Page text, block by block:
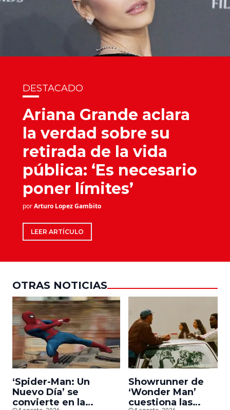
DESTACADO
Ariana Grande aclara
la verdad sobre su
retirada de la vida
pública: ‘Es necesario
poner límites’
porArturo Lopez Gambito
LEER ARTÍCULO
OTRAS NOTICIAS
‘Spider-Man: Un
Nuevo Día’ se
convierte en la
Showrunner de
‘Wonder Man’
cuestiona las